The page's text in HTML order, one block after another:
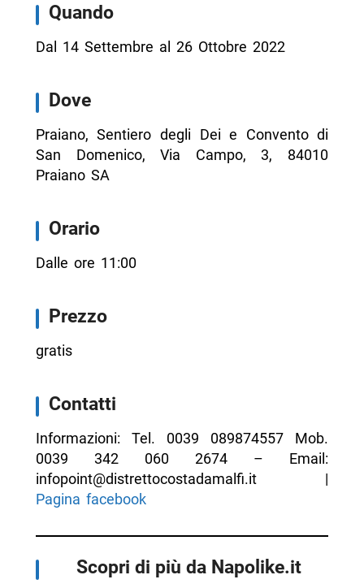
Quando
Dal 14 Settembre al 26 Ottobre 2022
Dove
Praiano, Sentiero degli Dei e Convento di
San Domenico, Via Campo, 3, 84010
Praiano SA
Orario
Dalle ore 11:00
Prezzo
gratis
Contatti
Informazioni: Tel. 0039 089874557 Mob.
0039 342 060 2674 – Email:
infopoint@distrettocostadamalfi.it |
Pagina facebook
Scopri di più da Napolike.it